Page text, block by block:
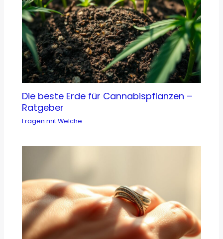
Die beste Erde für Cannabispflanzen –
Ratgeber
Fragen mit Welche